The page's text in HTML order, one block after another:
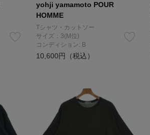
yohji yamamoto POUR
HOMME
Tシャツ・カットソー
サイズ：3(M位)
コンディション: B
10,600円（税込）